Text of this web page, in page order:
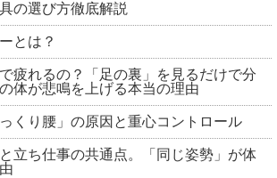
の選び方徹底解説
とは？
疲れるの？「足の裏」を見るだけで分
体が悲鳴を上げる本当の理由
くり腰」の原因と重心コントロール
立ち仕事の共通点。「同じ姿勢」が体